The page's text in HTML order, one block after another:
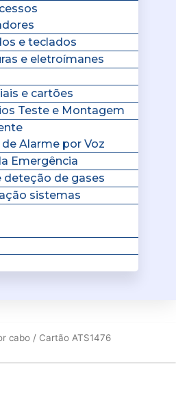
e teclados
e eletroímanes
e cartões
Teste e Montagem
Alarme por Voz
Emergência
deteção de gases
sistemas
cabo / Cartão ATS1476